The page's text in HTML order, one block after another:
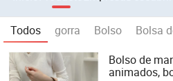
Todos gorra Bolso Bolsa
Bolso de
animados,